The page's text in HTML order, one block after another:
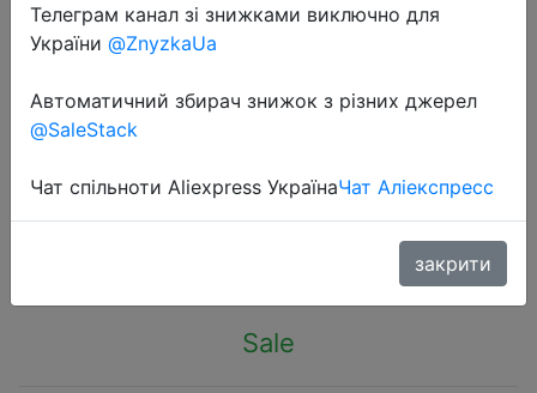
2023-11-10
Lixada 2.1m 2.3 m Telescopic
Fishing Rod Reel Combo Full Kit
Carbon Fiber Rod Pole Spinning Reel
Sale
Телеграм канал зі знижками виключно для
України @ZnyzkaUa
Автоматичний збирач знижок з різних джерел
@SaleStack
Чат спільноти Aliexpress УкраїнаЧат Аліекспресс
закрити